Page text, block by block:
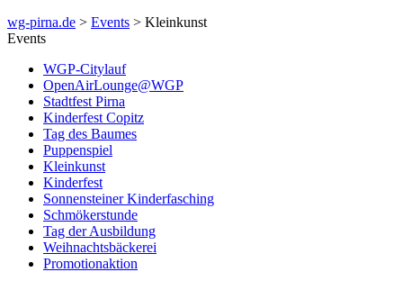
wg-pirna.de > Events > Kleinkunst
Events
WGP-Citylauf
OpenAirLounge@WGP
Stadtfest Pirna
Kinderfest Copitz
Tag des Baumes
Puppenspiel
Kleinkunst
Kinderfest
Sonnensteiner Kinderfasching
Schmökerstunde
Tag der Ausbildung
Weihnachtsbäckerei
Promotionaktion